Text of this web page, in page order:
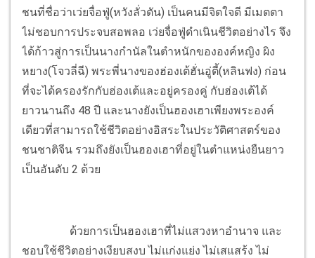
ชนที่ชื่อว่าเว่ยจื่อฟู่(หวังลั่วตัน) เป็นคนมีจิตใจดี มีเมตตา
ไม่ชอบการประจบสอพลอ เว่ยจื่อฟู่ดำเนินชีวิตอย่างไร จึง
ได้ก้าวสู่การเป็นนางกำนัลในตำหนักขององค์หญิง ผิง
หยาง(โจวลี่ฉี) พระพี่นางของฮ่องเต้ฮั่นอู่ตี้(หลินฟง) ก่อน
ที่จะได้ครองรักกับฮ่องเต้และอยู่ครองคู่ กับฮ่องเต้ได้
ยาวนานถึง 48 ปี และนางยังเป็นฮองเฮาเพียงพระองค์
เดียวที่สามารถใช้ชีวิตอย่างอิสระในประวัติศาสตร์ของ
ชนชาติจีน รวมถึงยังเป็นฮองเฮาที่อยู่ในตำแหน่งยืนยาว
เป็นอันดับ 2 ด้วย
ด้วยการเป็นฮองเฮาที่ไม่แสวงหาอำนาจ และ
ชอบใช้ชีวิตอย่างเงียบสงบ ไม่แก่งแย่ง ไม่เสแสร้ง ไม่